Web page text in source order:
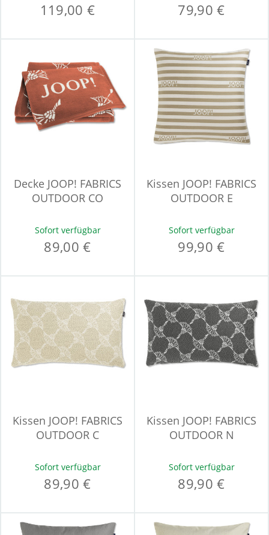
119,00 € 79,90 €
Decke JOOP! FABRICS
OUTDOOR CO
Sofort verfügbar
89,00 €
Kissen JOOP! FABRICS
OUTDOOR E
Sofort verfügbar
99,90 €
Kissen JOOP! FABRICS
OUTDOOR C
Sofort verfügbar
89,90 €
Kissen JOOP! FABRICS
OUTDOOR N
Sofort verfügbar
89,90 €